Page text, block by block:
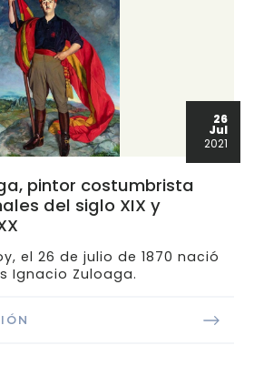
26
Jul
2021
pintor costumbrista
del siglo XIX y
el 26 de julio de 1870 nació
Ignacio Zuloaga.